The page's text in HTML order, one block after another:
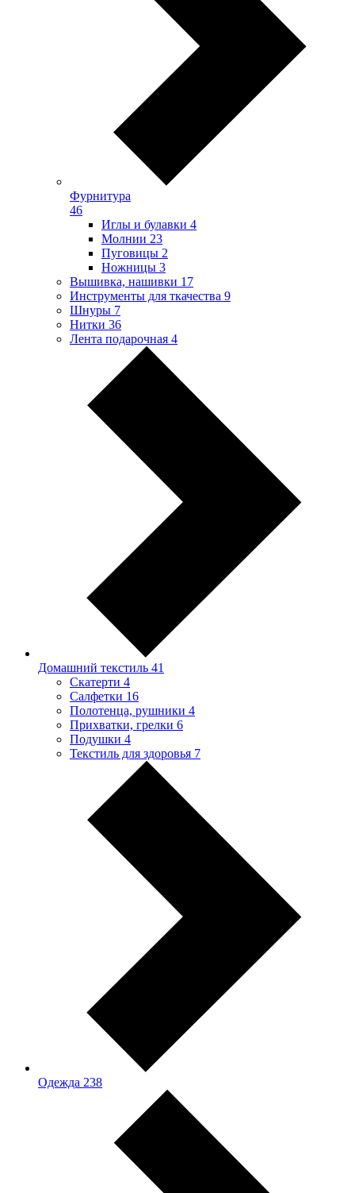
Фурнитура
46
Иглы и булавки 4
Молнии 23
Пуговицы 2
Ножницы 3
Вышивка, нашивки 17
Инструменты для ткачества 9
Шнуры 7
Нитки 36
Лента подарочная 4
Домашний текстиль 41
Скатерти 4
Салфетки 16
Полотенца, рушники 4
Прихватки, грелки 6
Подушки 4
Текстиль для здоровья 7
Одежда 238